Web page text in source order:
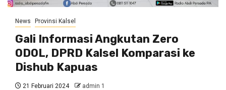
News Provinsi Kalsel
Gali Informasi Angkutan Zero
ODOL, DPRD Kalsel Komparasi ke
Dishub Kapuas
21 Februari 2024 admin 1